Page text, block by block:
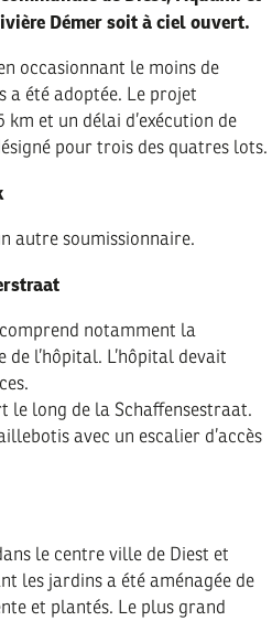
Démer soit à ciel ouvert.
occasionnant le moins de
a été adoptée. Le projet
et un délai d’exécution de
pour trois des quatres lots.
autre soumissionnaire.
notamment la
l’hôpital. L’hôpital devait
le long de la Schaffensestraat.
avec un escalier d’accès
le centre ville de Diest et
les jardins a été aménagée de
et plantés. Le plus grand